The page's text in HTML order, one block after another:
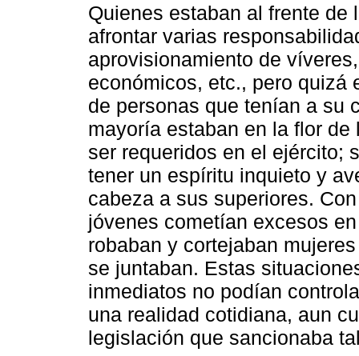
Quienes estaban al frente
afrontar varias
aprovisionamiento de
económicos, etc., pero quizá
de personas que tenían a su
mayoría estaban en la flor
ser requeridos en el ejército;
tener un espíritu inquieto y
cabeza a sus superiores.
jóvenes cometían excesos
robaban y cortejaban
se juntaban. Estas
inmediatos no podían
una realidad cotidiana, aun
legislación que sancionaba